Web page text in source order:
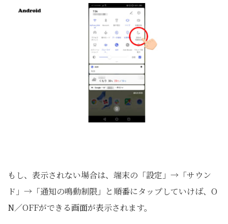
もし、表示されない場合は、端末の「設定」→「サウン
ド」→「通知の鳴動制限」と順番にタップしていけば、O
N／OFFができる画面が表示されます。